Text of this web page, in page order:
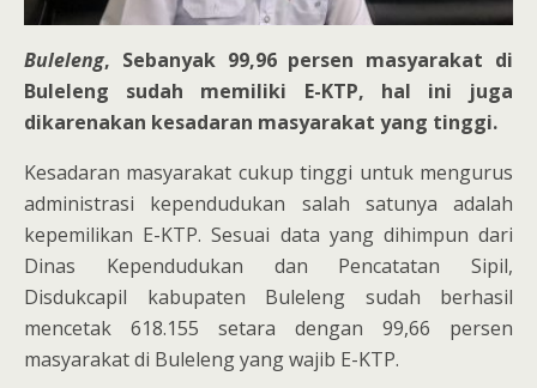
Buleleng, Sebanyak 99,96 persen masyarakat di
Buleleng sudah memiliki E-KTP, hal ini juga
dikarenakan kesadaran masyarakat yang tinggi.
Kesadaran masyarakat cukup tinggi untuk mengurus
administrasi kependudukan salah satunya adalah
kepemilikan E-KTP. Sesuai data yang dihimpun dari
Dinas Kependudukan dan Pencatatan Sipil,
Disdukcapil kabupaten Buleleng sudah berhasil
mencetak 618.155 setara dengan 99,66 persen
masyarakat di Buleleng yang wajib E-KTP.